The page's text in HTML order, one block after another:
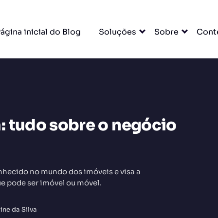
inicial do Blog Soluções Sobre
tudo sobre o negócio
no mundo dos imóveis e visa a
pode ser imóvel ou móvel.
da Silva